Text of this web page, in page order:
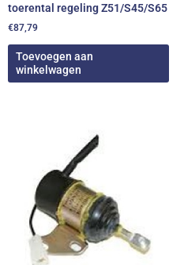
toerental regeling Z51/S45/S65
€87,79
Toevoegen aan
winkelwagen